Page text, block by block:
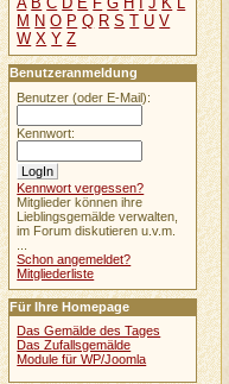
M N O P Q R S T U V
W X Y Z
Benutzeranmeldung
Benutzer (oder E-Mail):
Kennwort:
Kennwort vergessen?
Mitglieder können ihre
Lieblingsgemälde verwalten,
im Forum diskutieren u.v.m.
Schon angemeldet?
Mitgliederliste
Für Ihre Homepage
Das Gemälde des Tages
Das Zufallsgemälde
Module für WP/Joomla